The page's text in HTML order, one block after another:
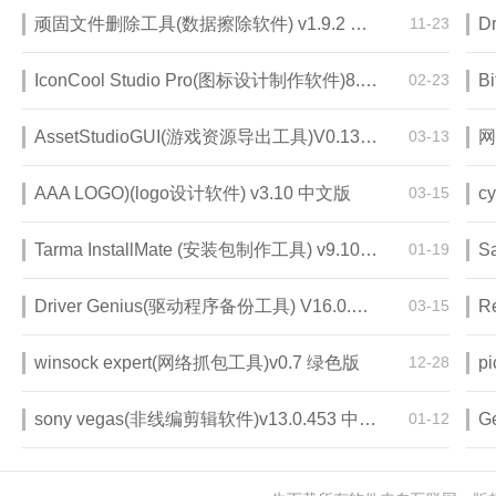
顽固文件删除工具(数据擦除软件) v1.9.2 免费版 11-23
IconCool Studio Pro(图标设计制作软件)8.20 破解版 02-23
AssetStudioGUI(游戏资源导出工具)V0.13.21 免费版 03-13
AAA LOGO)(logo设计软件) v3.10 中文版 03-15
Tarma InstallMate (安装包制作工具) v9.100.1.7844 中文版 01-19
Driver Genius(驱动程序备份工具) V16.0.0.249 绿色版 03-15
winsock expert(网络抓包工具)v0.7 绿色版 12-28
sony vegas(非线编剪辑软件)v13.0.453 中文版 01-12